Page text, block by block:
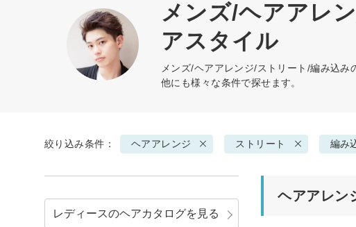
メンズ/ヘアアレ
アスタイル
メンズ/ヘアアレンジ/ストリート/編み込
他にも様々な条件で探せます。
絞り込み条件： ヘアアレンジ ストリート 編み
ヘアアレン
レディースのヘアカタログを見る